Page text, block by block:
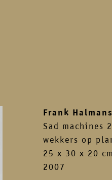
Frank Halmans
Sad machines
wekkers op
25 x 30 x 20 cm
2007